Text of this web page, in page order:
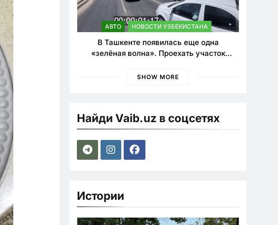
АВТО НОВОСТИ УЗБЕКИСТАНА
В Ташкенте появилась еще одна
«зелёная волна». Проехать участок
SHOW MORE
Найди Vaib.uz в соцсетях
Истории